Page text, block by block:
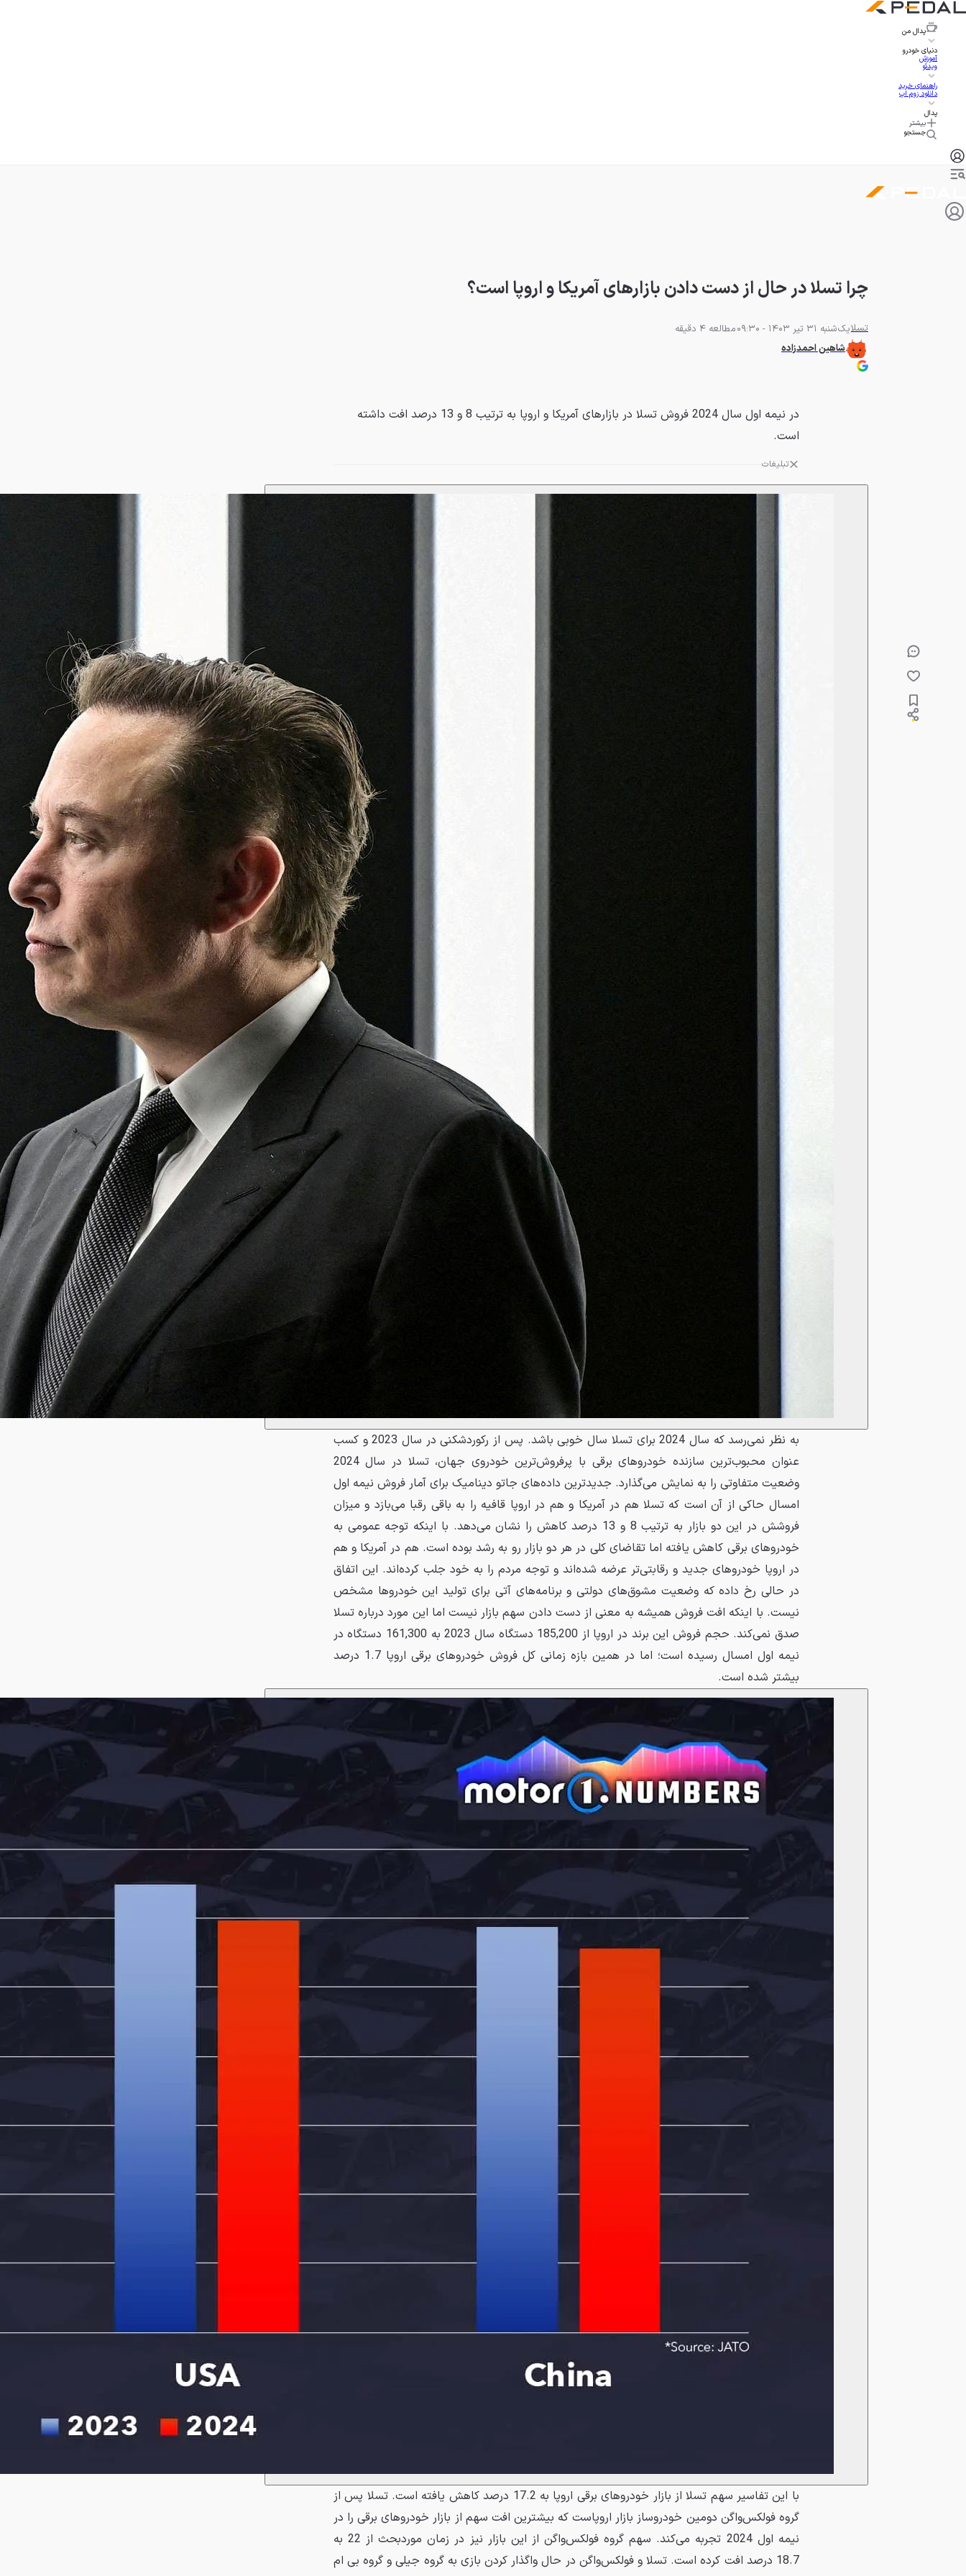
پدال من
دنیای خودرو
آموزش
ویدئو
راهنمای خرید
دانلود زوم اپ
پدال
بیشتر
جستجو
چرا تسلا در حال از دست دادن بازارهای آمریکا و اروپا است؟
تسلایک‌شنبه 31 تیر 1403 - 09:30
مطالعه 4 دقیقه
شاهین احمدزاده
در نیمه اول سال 2024 فروش تسلا در بازارهای آمریکا و اروپا به ترتیب 8 و 13 درصد افت داشته
است.
تبلیغات
به نظر نمی‌رسد که سال 2024 برای تسلا سال خوبی باشد. پس از رکوردشکنی در سال 2023 و کسب
عنوان محبوب‌ترین سازنده خودروهای برقی با پرفروش‌ترین خودروی جهان، تسلا در سال 2024
وضعیت متفاوتی را به نمایش می‌گذارد. جدیدترین داده‌های جاتو دینامیک برای آمار فروش نیمه اول
امسال حاکی از آن است که تسلا هم در آمریکا و هم در اروپا قافیه را به باقی رقبا می‌بازد و میزان
فروشش در این دو بازار به ترتیب 8 و 13 درصد کاهش را نشان می‌دهد. با اینکه توجه عمومی به
خودروهای برقی کاهش یافته اما تقاضای کلی در هر دو بازار رو به رشد بوده است. هم در آمریکا و هم
در اروپا خودروهای جدید و رقابتی‌تر عرضه شده‌اند و توجه مردم را به خود جلب کرده‌اند. این اتفاق
در حالی رخ داده که وضعیت مشوق‌های دولتی و برنامه‌های آتی برای تولید این خودروها مشخص
نیست. با اینکه افت فروش همیشه به معنی از دست دادن سهم بازار نیست اما این مورد درباره تسلا
صدق نمی‌کند. حجم فروش این برند در اروپا از 185,200 دستگاه سال 2023 به 161,300 دستگاه در
نیمه اول امسال رسیده است؛ اما در همین بازه زمانی کل فروش خودروهای برقی اروپا 1.7 درصد
بیشتر شده است.
با این تفاسیر سهم تسلا از بازار خودروهای برقی اروپا به 17.2 درصد کاهش یافته است. تسلا پس از
گروه فولکس‌واگن دومین خودروساز بازار اروپاست که بیشترین افت سهم از بازار خودروهای برقی را در
نیمه اول 2024 تجربه می‌کند. سهم گروه فولکس‌واگن از این بازار نیز در زمان موردبحث از 22 به
18.7 درصد افت کرده است. تسلا و فولکس‌واگن در حال واگذار کردن بازی به گروه جیلی و گروه بی ام